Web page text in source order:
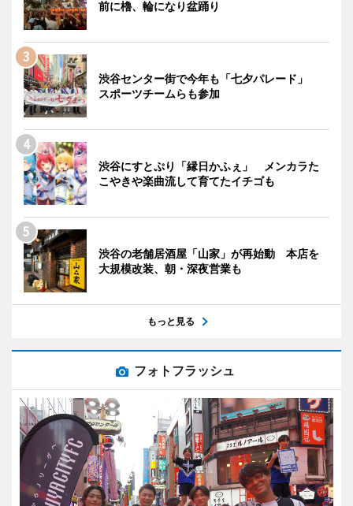
前に櫓、輪になり盆踊り
渋谷センター街で今年も「七夕パレード」
スポーツチームらも参加
渋谷にすとぷり「縁日かふぇ」 メンカラた
こやきや楽曲流して育てたイチゴも
渋谷の老舗居酒屋「山家」が再始動 本店を
大規模改装、朝・深夜営業も
もっと見る
フォトフラッシュ